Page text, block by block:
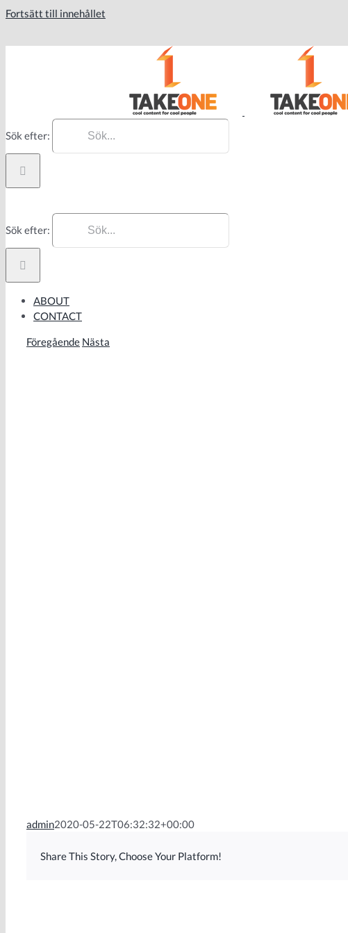
Fortsätt till innehållet
Sök efter:
Sök efter:
ABOUT
CONTACT
Föregående Nästa
admin2020-05-22T06:32:32+00:00
Share This Story, Choose Your Platform!